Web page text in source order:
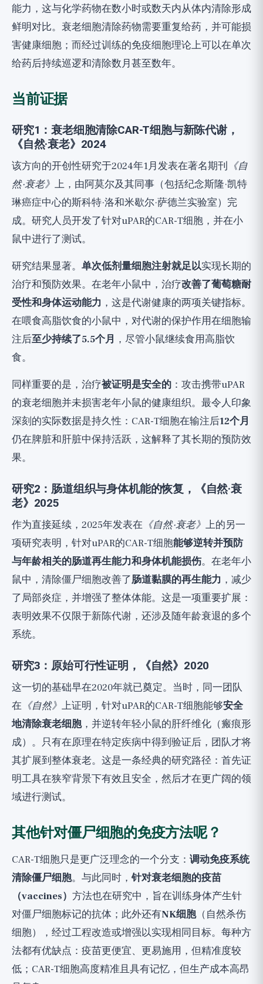
能力，这与化学药物在数小时或数天内从体内清除形成
鲜明对比。衰老细胞清除药物需要重复给药，并可能损
害健康细胞；而经过训练的免疫细胞理论上可以在单次
给药后持续巡逻和清除数月甚至数年。
当前证据
研究1：衰老细胞清除CAR-T细胞与新陈代谢，
《自然·衰老》2024
该方向的开创性研究于2024年1月发表在著名期刊
《自
然·衰老》 上，由阿莫尔及其同事（包括纪念斯隆·凯特
琳癌症中心的斯科特·洛和米歇尔·萨德兰实验室）完
成。研究人员开发了针对uPAR的CAR-T细胞，并在小
鼠中进行了测试。
研究结果显著。 单次低剂量细胞注射就足以实现长期的
治疗和预防效果。在老年小鼠中，治疗改善了葡萄糖耐
受性和身体运动能力 ，这是代谢健康的两项关键指标。
在喂食高脂饮食的小鼠中，对代谢的保护作用在细胞输
注后至少持续了5.5个月 ，尽管小鼠继续食用高脂饮
食。
同样重要的是，治疗被证明是安全的 ：攻击携带uPAR
的衰老细胞并未损害老年小鼠的健康组织。最令人印象
深刻的实际数据是持久性：CAR-T细胞在输注后12个月
仍在脾脏和肝脏中保持活跃，这解释了其长期的预防效
果。
研究2：肠道组织与身体机能的恢复，《自然·衰
老》2025
作为直接延续，2025年发表在 《自然·衰老》 上的另一
项研究表明，针对uPAR的CAR-T细胞能够逆转并预防
与年龄相关的肠道再生能力和身体机能损伤。在老年小
鼠中，清除僵尸细胞改善了肠道黏膜的再生能力 ，减少
了局部炎症，并增强了整体体能。这是一项重要扩展：
表明效果不仅限于新陈代谢，还涉及随年龄衰退的多个
系统。
研究3：原始可行性证明，《自然》2020
这一切的基础早在2020年就已奠定。当时，同一团队
在 《自然》 上证明，针对uPAR的CAR-T细胞能够安全
地清除衰老细胞，并逆转年轻小鼠的肝纤维化（瘢痕形
成）。只有在原理在特定疾病中得到验证后，团队才将
其扩展到整体衰老。这是一条经典的研究路径：首先证
明工具在狭窄背景下有效且安全，然后才在更广阔的领
域进行测试。
其他针对僵尸细胞的免疫方法呢？
CAR-T细胞只是更广泛理念的一个分支： 调动免疫系统
清除僵尸细胞。与此同时， 针对衰老细胞的疫苗
（vaccines） 方法也在研究中，旨在训练身体产生针
对僵尸细胞标记的抗体；此外还有NK细胞（自然杀伤
细胞），经过工程改造或增强以实现相同目标。每种方
法都有优缺点：疫苗更便宜、更易施用，但精准度较
低；CAR-T细胞高度精准且具有记忆，但生产成本高昂